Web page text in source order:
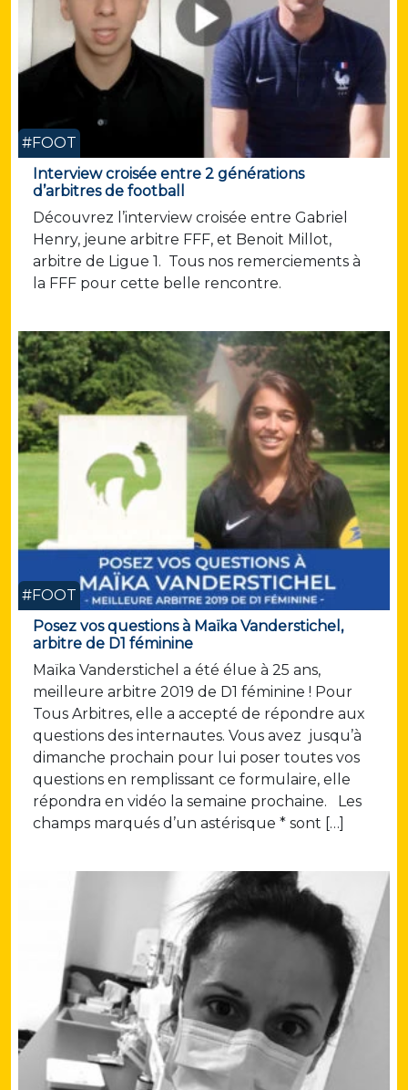
#FOOT
Interview croisée entre 2 générations
d’arbitres de football
Découvrez l’interview croisée entre Gabriel
Henry, jeune arbitre FFF, et Benoit Millot,
arbitre de Ligue 1. Tous nos remerciements à
la FFF pour cette belle rencontre.
#FOOT
Posez vos questions à Maïka Vanderstichel,
arbitre de D1 féminine
Maïka Vanderstichel a été élue à 25 ans,
meilleure arbitre 2019 de D1 féminine ! Pour
Tous Arbitres, elle a accepté de répondre aux
questions des internautes. Vous avez jusqu’à
dimanche prochain pour lui poser toutes vos
questions en remplissant ce formulaire, elle
répondra en vidéo la semaine prochaine. Les
champs marqués d’un astérisque * sont […]